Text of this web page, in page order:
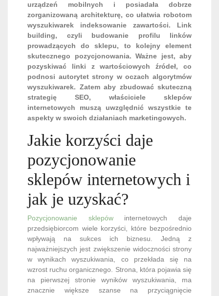
urządzeń mobilnych i posiadała dobrze
zorganizowaną architekturę, co ułatwia robotom
wyszukiwarek indeksowanie zawartości. Link
building, czyli budowanie profilu linków
prowadzących do sklepu, to kolejny element
skutecznego pozycjonowania. Ważne jest, aby
pozyskiwać linki z wartościowych źródeł, co
podnosi autorytet strony w oczach algorytmów
wyszukiwarek. Zatem aby zbudować skuteczną
strategię SEO, właściciele sklepów
internetowych muszą uwzględnić wszystkie te
aspekty w swoich działaniach marketingowych.
Jakie korzyści daje
pozycjonowanie
sklepów internetowych i
jak je uzyskać?
Pozycjonowanie sklepówinternetowych daje
przedsiębiorcom wiele korzyści, które bezpośrednio
wpływają na sukces ich biznesu. Jedną z
najważniejszych jest zwiększenie widoczności strony
w wynikach wyszukiwania, co przekłada się na
wzrost ruchu organicznego. Strona, która pojawia się
na pierwszej stronie wyników wyszukiwania, ma
znacznie większe szanse na przyciągnięcie